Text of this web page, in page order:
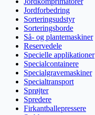
Jordforbedring
Sorteringsudstyr
Sorteringsborde
Så- og plantemaskiner
Reservedele
Specielle applikationer
Specialcontainere
Specialgravemaskiner
Specialtransport
Sprøjter
Spredere
Firkantballepressere